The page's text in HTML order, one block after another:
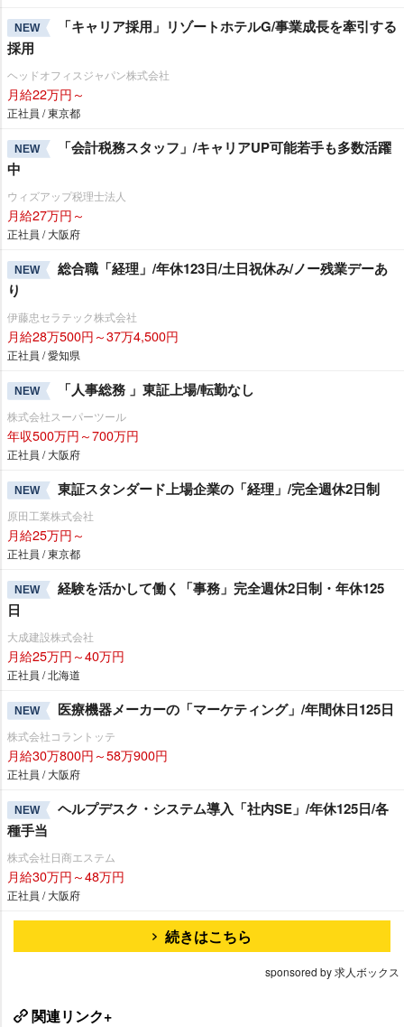
NEW
「キャリア採用」リゾートホテルG/事業成長を牽引する
採用
ヘッドオフィスジャパン株式会社
月給22万円～
正社員 / 東京都
NEW
「会計税務スタッフ」/キャリアUP可能若手も多数活躍
中
ウィズアップ税理士法人
月給27万円～
正社員 / 大阪府
NEW
総合職「経理」/年休123日/土日祝休み/ノー残業デーあ
り
伊藤忠セラテック株式会社
月給28万500円～37万4,500円
正社員 / 愛知県
NEW 「人事総務 」東証上場/転勤なし
株式会社スーパーツール
年収500万円～700万円
正社員 / 大阪府
NEW 東証スタンダード上場企業の「経理」/完全週休2日制
原田工業株式会社
月給25万円～
正社員 / 東京都
NEW
経験を活かして働く「事務」完全週休2日制・年休125
日
大成建設株式会社
月給25万円～40万円
正社員 / 北海道
NEW 医療機器メーカーの「マーケティング」/年間休日125日
株式会社コラントッテ
月給30万800円～58万900円
正社員 / 大阪府
NEW
ヘルプデスク・システム導入「社内SE」/年休125日/各
種手当
株式会社日商エステム
月給30万円～48万円
正社員 / 大阪府
続きはこちら
sponsored by 求人ボックス
関連リンク+